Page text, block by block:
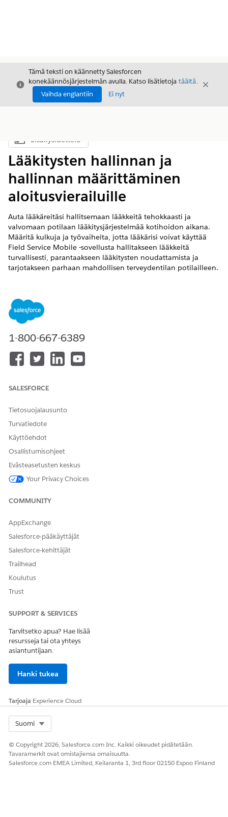
Sulje
Tämä teksti on käännetty Salesforcen
konekäännösjärjestelmän avulla. Katso lisätietoja täältä.
Vaihda englantiin
Ei nyt
Sulje
Näytä sisällysluettelo
Sisällysluettelo
Lääkitysten hallinnan ja
hallinnan määrittäminen
aloitusvierailuille
Auta lääkäreitäsi hallitsemaan lääkkeitä tehokkaasti ja
valvomaan potilaan lääkitysjärjestelmää kotihoidon aikana.
Määritä kulkuja ja työvaiheita, jotta lääkärisi voivat käyttää
Field Service Mobile -sovellusta hallitakseen lääkkeitä
turvallisesti, parantaakseen lääkitysten noudattamista ja
tarjotakseen parhaan mahdollisen terveydentilan potilailleen.
Käytettävissä:
versiot, joissa on Health Cloud ja Home Health Add-on -
lisäosalisenssi
haittatapahtumia, tunnistamaan todellisia tai mahdollisia
lääkkeisiin liittyviä virheitä ja tarjoamaan ohjeita lääkitysten
Virtaviivaista lääkitysten hallintaprosessia määrittämällä
Add Patient Medication for Home Visits - Medication
Administration -kulku. Kloonaa oletusarvoinen kulku ja
aktivoi se.
Työvaihemallien määrittäminen lääkitysten hallinnalle
Määritä työvaihemallit lääkitysten hallintaan liittyville
tehtäville ja määritä Add Patient Medication for Home
Visits - Medication Administration -kulku
aikaa ja optimoida lääkitysten hallintaprosessin.
RATKAISIKO TÄMÄ ARTIKKELI ONGELMASI?
Anna palautetta, jotta voimme kehittyä!
1-800-667-6389
SALESFORCE
Tietosuojalausunto
Turvatiedote
Käyttöehdot
Osallistumisohjeet
Evästeasetusten keskus
Your Privacy Choices
COMMUNITY
AppExchange
Salesforce-pääkäyttäjät
Salesforce-kehittäjät
Trailhead
Koulutus
Trust
SUPPORT & SERVICES
Tarvitsetko apua? Hae lisää
resursseja tai ota yhteys
asiantuntijaan.
Hanki tukea
Tarjoaja Experience Cloud
Suomi
© Copyright 2026, Salesforce.com Inc. Kaikki oikeudet pidätetään.
Tavaramerkit ovat omistajiensa omaisuutta.
Salesforce.com EMEA Limited, Keilaranta 1, 3rd floor 02150 Espoo Finland